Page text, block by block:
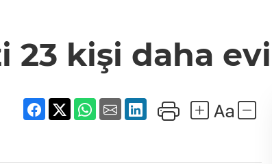
23 kişi daha